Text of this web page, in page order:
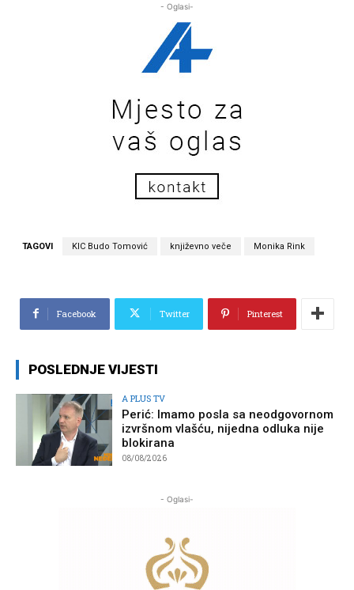
- Oglasi-
TAGOVI KIC Budo Tomović književno veče Monika Rink
Facebook Twitter Pinterest
POSLEDNJE VIJESTI
A PLUS TV
Perić: Imamo posla sa neodgovornom
izvršnom vlašću, nijedna odluka nije
blokirana
08/08/2026
- Oglasi-